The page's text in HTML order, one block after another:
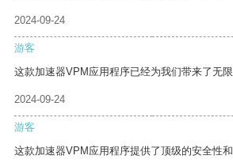
2024-09-24
游客
这款加速器VPM应用程序已经为我们带来了无限
2024-09-24
游客
这款加速器VPM应用程序提供了顶级的安全性和